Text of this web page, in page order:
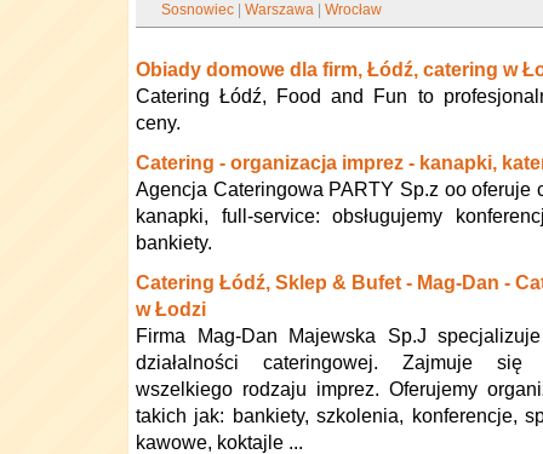
Sosnowiec |Warszawa |Wrocław
Obiady domowe dla firm, Łódź, catering w
Catering Łódź, Food and Fun to
ceny.
Catering - organizacja imprez - kanapki,
Agencja Cateringowa PARTY Sp.z oo oferuje
kanapki, full-service: obsługujemy
bankiety.
Catering Łódź, Sklep & Bufet - Mag-Dan -
w Łodzi
Firma Mag-Dan Majewska Sp.J
działalności cateringowej. Zajmuje się
wszelkiego rodzaju imprez. Oferujemy
takich jak: bankiety, szkolenia, konferencje,
kawowe, koktajle ...